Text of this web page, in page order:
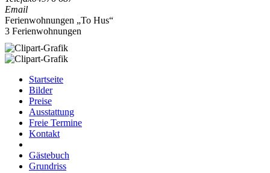
Email
Ferienwohnungen „To Hus“
3 Ferienwohnungen
Startseite
Bilder
Preise
Ausstattung
Freie Termine
Kontakt
Gästebuch
Grundriss